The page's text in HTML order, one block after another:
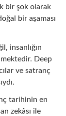
bir şok olarak
bir aşaması
insanlığın
Deep
ve satranç
tarihinin en
zekâsı ile